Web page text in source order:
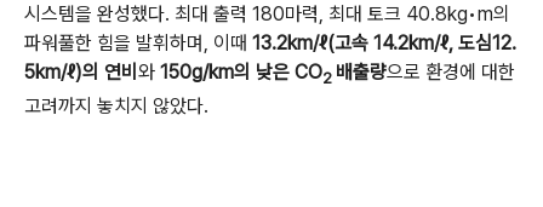
시스템을 완성했다. 최대 출력 180마력 최대 토크 40.8kg•m의
파워풀한 힘을 발휘하며 이때 13.2km/ℓ(고속 14.2km/ℓ, 도심12.
5km/ℓ)의 연비 와 150g/km의 낮은 CO2 배출량으로 환경에 대한
고려까지 놓치지 않았다.